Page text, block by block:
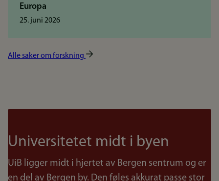
Europa
25. juni 2026
Alle saker om forskning
Universitetet midt i byen
UiB ligger midt i hjertet av Bergen sentrum og er
en del av Bergen by. Den føles akkurat passe stor